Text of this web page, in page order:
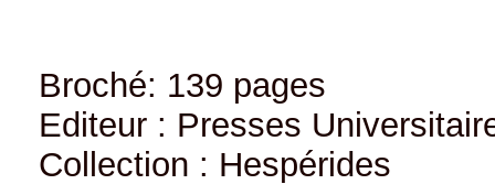
Broché: 139 pages
Editeur : Presses
Collection : Hespérides